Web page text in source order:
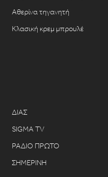
Αθερίνα τηγανητή
Κλασική κρεμ μπρουλέ
ΔΙΑΣ
SIGMA TV
ΡΑΔΙΟ ΠΡΩΤΟ
ΣΗΜΕΡΙΝΗ